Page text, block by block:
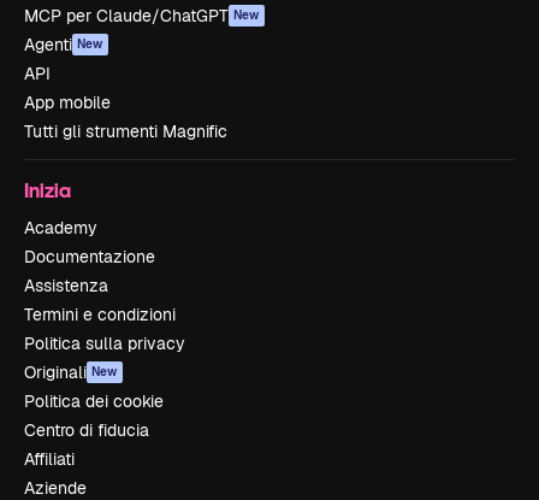
MCP per Claude/ChatGPT New
Agenti New
API
App mobile
Tutti gli strumenti Magnific
Inizia
Academy
Documentazione
Assistenza
Termini e condizioni
Politica sulla privacy
Originali New
Politica dei cookie
Centro di fiducia
Affiliati
Aziende